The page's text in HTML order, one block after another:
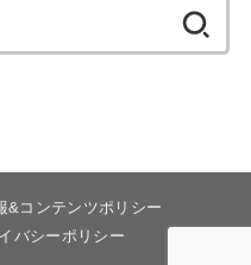
&コンテンツポリシー
バシーポリシー